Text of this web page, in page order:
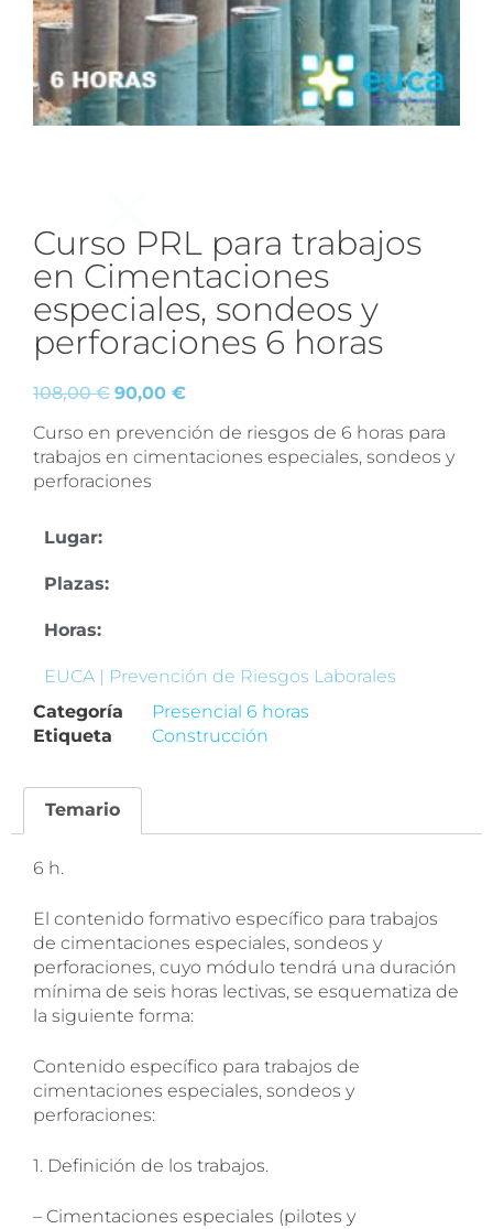
Curso PRL para trabajos
en Cimentaciones
especiales, sondeos y
perforaciones 6 horas
108,00€ 90,00 €
Curso en prevención de riesgos de 6 horas para
trabajos en cimentaciones especiales, sondeos y
perforaciones
Lugar:
Plazas:
Horas:
EUCA | Prevención de Riesgos Laborales
Categoría
Presencial 6 horas
Etiqueta
Construcción
Temario
6 h.
El contenido formativo específico para trabajos
de cimentaciones especiales, sondeos y
perforaciones, cuyo módulo tendrá una duración
mínima de seis horas lectivas, se esquematiza de
la siguiente forma:
Contenido específico para trabajos de
cimentaciones especiales, sondeos y
perforaciones:
1. Definición de los trabajos.
– Cimentaciones especiales (pilotes y